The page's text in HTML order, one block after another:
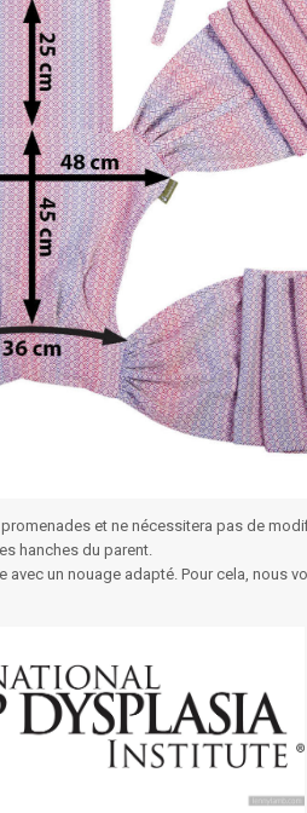
et ne nécessitera pas de
hanches du parent.
un nouage adapté. Pour cela, nous